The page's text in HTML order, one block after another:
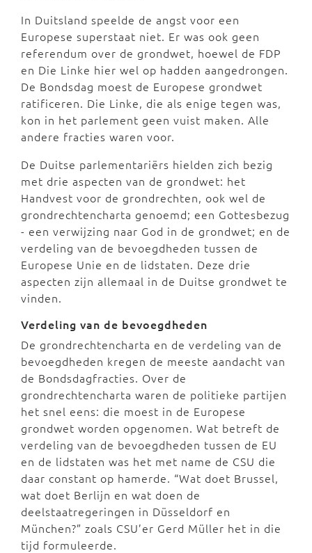
In Duitsland speelde de angst voor een
Europese superstaat niet. Er was ook geen
referendum over de grondwet, hoewel de FDP
en Die Linke hier wel op hadden aangedrongen.
De Bondsdag moest de Europese grondwet
ratificeren. Die Linke, die als enige tegen was,
kon in het parlement geen vuist maken. Alle
andere fracties waren voor.
De Duitse parlementariërs hielden zich bezig
met drie aspecten van de grondwet: het
Handvest voor de grondrechten, ook wel de
grondrechtencharta genoemd; een Gottesbezug
- een verwijzing naar God in de grondwet; en de
verdeling van de bevoegdheden tussen de
Europese Unie en de lidstaten. Deze drie
aspecten zijn allemaal in de Duitse grondwet te
vinden.
Verdeling van de bevoegdheden
De grondrechtencharta en de verdeling van de
bevoegdheden kregen de meeste aandacht van
de Bondsdagfracties. Over de
grondrechtencharta waren de politieke partijen
het snel eens: die moest in de Europese
grondwet worden opgenomen. Wat betreft de
verdeling van de bevoegdheden tussen de EU
en de lidstaten was het met name de CSU die
daar constant op hamerde. “Wat doet Brussel,
wat doet Berlijn en wat doen de
deelstaatregeringen in Düsseldorf en
München?” zoals CSU’er Gerd Müller het in die
tijd formuleerde.